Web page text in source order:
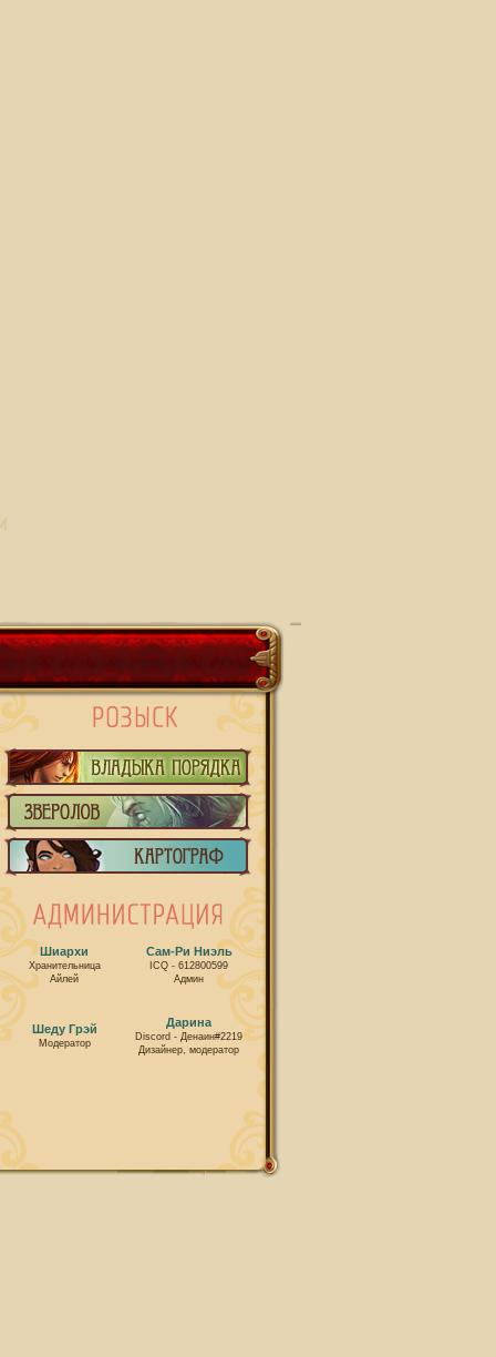
Шиархи
Хранительница
Айлей
Сам-Ри Ниэль
ICQ - 612800599
Админ
Шеду Грэй
Модератор
Дарина
Discord - Денаин#2219
Дизайнер, модератор